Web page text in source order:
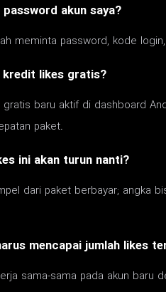
akun saya?
meminta password, kode
kredit likes gratis?
baru aktif di dashboard
paket.
ini akan turun nanti?
dari paket berbayar; angka
mencapai jumlah likes
sama-sama pada akun baru